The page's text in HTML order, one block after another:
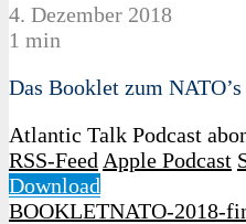
4. Dezember 2018
1 min
Das Booklet zum
Atlantic Talk Podcast
RSS-Feed Apple Podcast
Download
BOOKLETNATO-2018-